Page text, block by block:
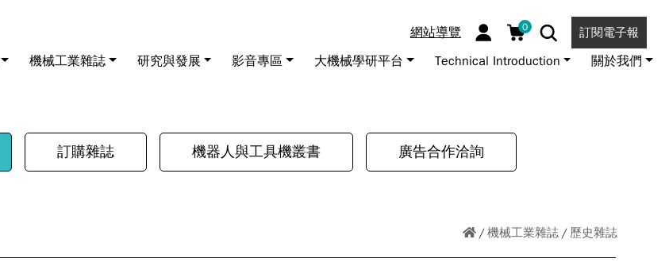
網站導覽 0 訂閱電子報
機械工業雜誌 研究與發展 影音專區 大機械學研平台 Technical Introduction 關於我們
訂購雜誌 機器人與工具機叢書 廣告合作洽詢
機械工業雜誌 歷史雜誌